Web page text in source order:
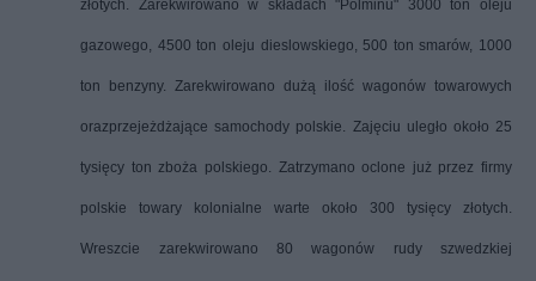
złotych. Zarekwirowano w składach "Polminu" 3000 ton oleju
gazowego, 4500 ton oleju dieslowskiego, 500 ton smarów, 1000
ton benzyny. Zarekwirowano dużą ilość wagonów towarowych
orazprzejeżdżające samochody polskie. Zajęciu uległo około 25
tysięcy ton zboża polskiego. Zatrzymano oclone już przez firmy
polskie towary kolonialne warte około 300 tysięcy złotych.
Wreszcie zarekwirowano 80 wagonów rudy szwedzkiej